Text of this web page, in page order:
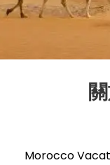
Morocco